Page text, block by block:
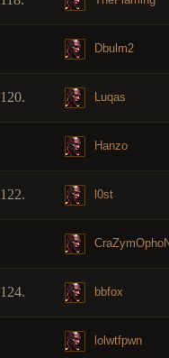
Dbulm2
120. Luqas
Hanzo
122. l0st
124. bbfox
lolwtfpwn